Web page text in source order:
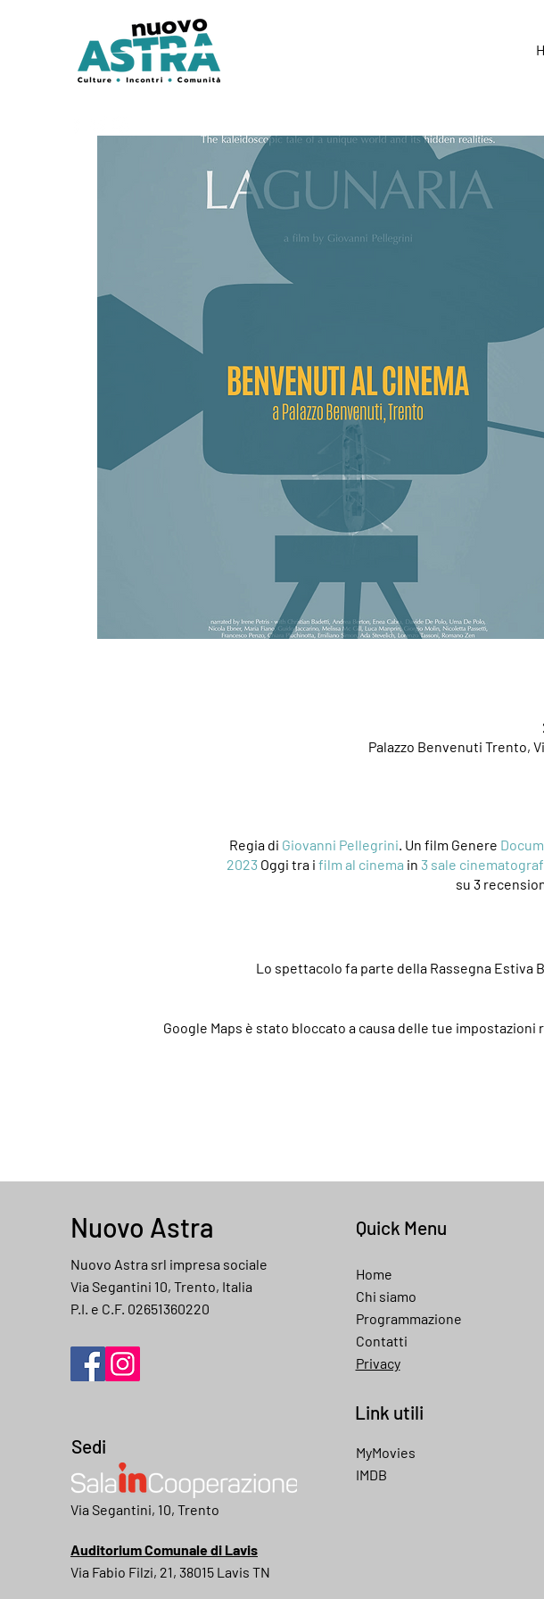
Palazzo Benvenuti Trento,
Regia di Giovanni Pellegrini . Un film Genere
2023 Oggi tra i film al cinema in 3 sale
su 3
Lo spettacolo fa parte della Rassegna Estiva
Google Maps è stato bloccato a causa delle tue
Nuovo Astra
Nuovo Astra srl impresa sociale
Via Segantini 10, Trento, Italia
P.I. e C.F. 02651360220
Sedi
Via Segantini, 10, Trento
Auditorium Comunale di Lavis
Via Fabio Filzi, 21, 38015 Lavis TN
Quick Menu
Home
Chi siamo
Programmazione
Contatti
Privacy
Link utili
MyMovies
IMDB